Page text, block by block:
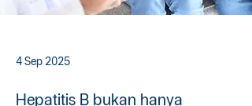
4 Sep 2025
Hepatitis B bukan hanya